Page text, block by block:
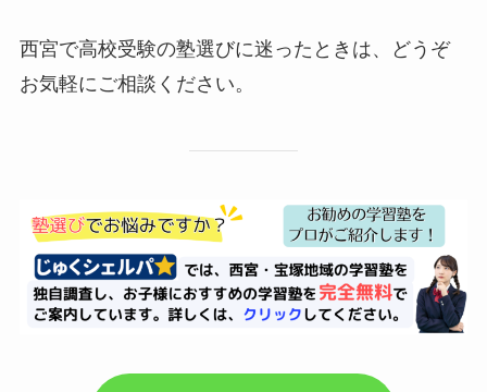
西宮で高校受験の塾選びに迷ったときは、どうぞ
お気軽にご相談ください。